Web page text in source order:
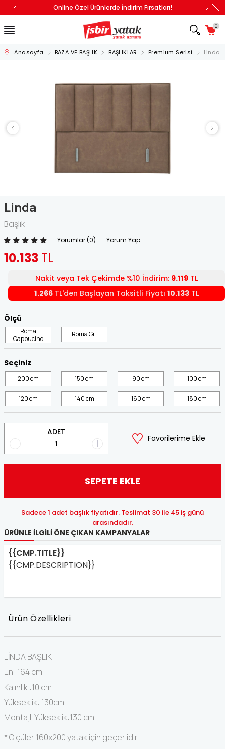
Online Özel Ürünlerde İndirim Fırsatları!
0
Anasayfa BAZA VE BAŞLIK BAŞLIKLAR Premium Serisi Linda
Linda
Başlık
Yorumlar (0) Yorum Yap
10.133 TL
Nakit veya Tek Çekimde %10 İndirim: 9.119 TL
1.266 TL'den Başlayan Taksitli Fiyatı 10.133 TL
Ölçü
Roma
Cappucino
Roma Gri
Seçiniz
200 cm 150 cm 90 cm 100 cm
120 cm 140 cm 160 cm 180 cm
ADET
Favorilerime Ekle
SEPETE EKLE
Sadece 1 adet başlık fiyatıdır. Teslimat 30 ile 45 iş günü
arasındadır.
ÜRÜNLE İLGILI ÖNE ÇIKAN KAMPANYALAR
{{CMP.TITLE}}
{{CMP.DESCRIPTION}}
Ürün Özellikleri
LİNDA BAŞLIK
En :164 cm
Kalınlık :10 cm
Yükseklik: 130cm
Montajlı Yükseklik:130 cm
* Ölçüler 160x200 yatak için geçerlidir